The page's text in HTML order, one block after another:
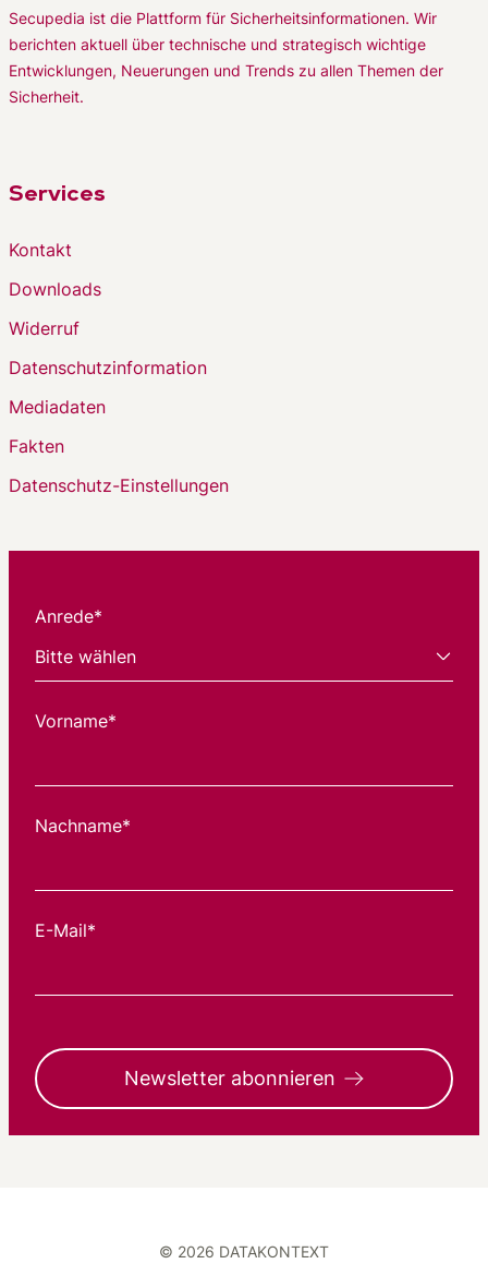
Secupedia ist die Plattform für Sicherheitsinformationen. Wir
berichten aktuell über technische und strategisch wichtige
Entwicklungen, Neuerungen und Trends zu allen Themen der
Sicherheit.
Services
Kontakt
Downloads
Widerruf
Datenschutzinformation
Mediadaten
Fakten
Datenschutz-Einstellungen
Anrede*
Vorname*
Nachname*
E-Mail*
Newsletter abonnieren
© 2026 DATAKONTEXT